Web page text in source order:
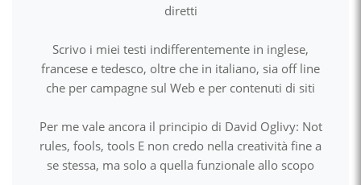
diretti
Scrivo i miei testi indifferentemente in inglese,
francese e tedesco, oltre che in italiano, sia off line
che per campagne sul Web e per contenuti di siti
Per me vale ancora il principio di David Oglivy: Not
rules, fools, tools E non credo nella creatività fine a
se stessa, ma solo a quella funzionale allo scopo